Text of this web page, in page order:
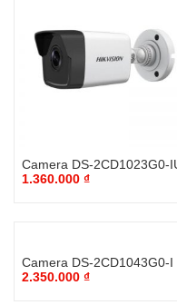
Camera DS-2CD1023G0-
1.360.000 ₫
Camera DS-2CD1043G0-I
2.350.000 ₫